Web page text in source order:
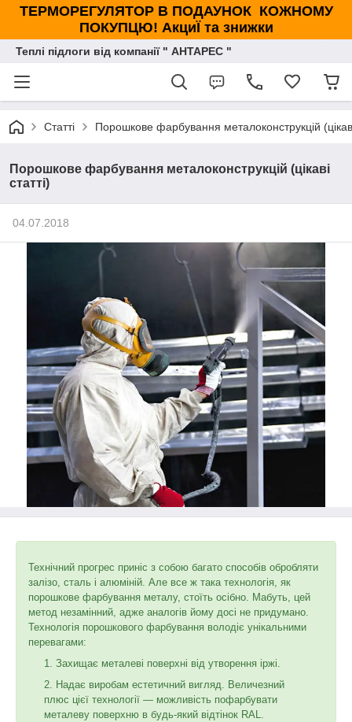
ТЕРМОРЕГУЛЯТОР В ПОДАУНОК КОЖНОМУ
ПОКУПЦЮ! АкциЇ та знижки
Теплі підлоги від компанії " АНТАРЕС "
Статті Порошкове фарбування металоконструкцій
Порошкове фарбування металоконструкцій (цікаві
статті)
04.07.2018
Технічний прогрес приніс з собою багато способів обробляти
залізо, сталь і алюміній. Але все ж така технологія, як
порошкове фарбування металу, стоїть осібно. Мабуть, цей
метод незамінний, адже аналогів йому досі не придумано.
Технологія порошкового фарбування володіє унікальними
перевагами:
Захищає металеві поверхні від утворення іржі.
Надає виробам естетичний вигляд. Величезний
плюс цієї технології — можливість пофарбувати
металеву поверхню в будь-який відтінок RAL.